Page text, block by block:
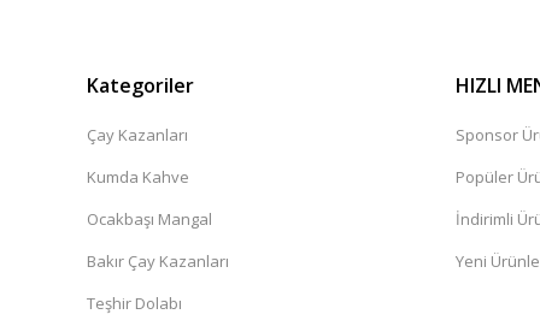
Kategoriler
Çay Kazanları
Kumda Kahve
Ocakbaşı Mangal
Bakır Çay Kazanları
Teşhir Dolabı
HIZLI
Sponsor
Popüler
İndirimli
Yeni